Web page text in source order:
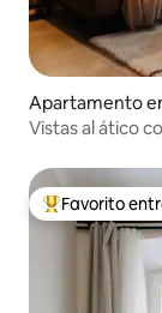
Apartamento
Vistas al ático
Favorito entre
Favorito